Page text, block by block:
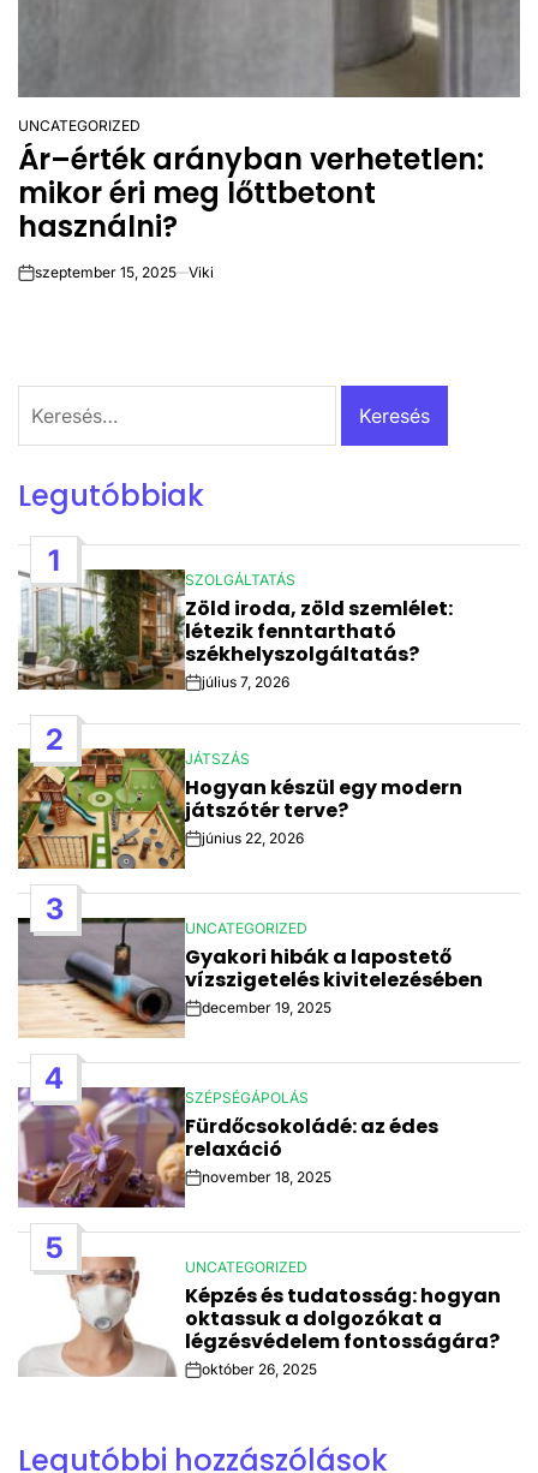
POSTED
IN
UNCATEGORIZED
Ár–érték arányban verhetetlen:
mikor éri meg lőttbetont
használni?
onszeptember 15, 2025 Viki
Legutóbbiak
1
POSTED
IN
SZOLGÁLTATÁS
Zöld iroda, zöld szemlélet:
létezik fenntartható
székhelyszolgáltatás?
Postjúlius 7, 2026
2
POSTED
IN
JÁTSZÁS
Hogyan készül egy modern
játszótér terve?
Post
Date
június 22, 2026
3
POSTED
IN
UNCATEGORIZED
Gyakori hibák a lapostető
vízszigetelés kivitelezésében
Post
Date
december 19, 2025
4
POSTED
IN
SZÉPSÉGÁPOLÁS
Fürdőcsokoládé: az édes
relaxáció
Post
Date
november 18, 2025
5
POSTED
IN
UNCATEGORIZED
Képzés és tudatosság: hogyan
oktassuk a dolgozókat a
légzésvédelem fontosságára?
Postoktóber 26, 2025
Legutóbbi hozzászólások